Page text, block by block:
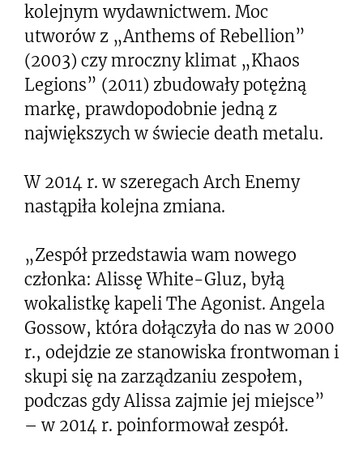
kolejnym wydawnictwem. Moc
utworów z „Anthems of Rebellion”
(2003) czy mroczny klimat „Khaos
Legions” (2011) zbudowały potężną
markę, prawdopodobnie jedną z
największych w świecie death metalu.
W 2014 r. w szeregach Arch Enemy
nastąpiła kolejna zmiana.
„Zespół przedstawia wam nowego
członka: Alissę White-Gluz, byłą
wokalistkę kapeli The Agonist. Angela
Gossow, która dołączyła do nas w 2000
r., odejdzie ze stanowiska frontwoman i
skupi się na zarządzaniu zespołem,
podczas gdy Alissa zajmie jej miejsce”
– w 2014 r. poinformował zespół.